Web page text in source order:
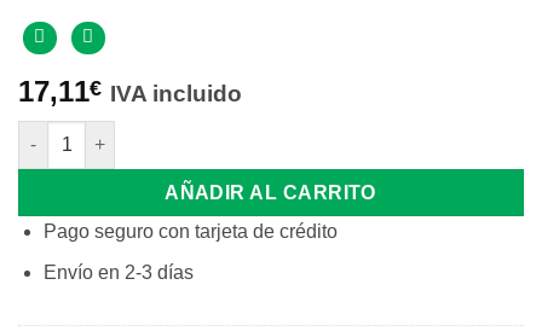
17,11€ IVA incluido
MT CABLE RZ1-K (AS) CPR 0,6/1KV 1X70mm2 cantidad
AÑADIR AL CARRITO
Pago seguro con tarjeta de crédito
Envío en 2-3 días